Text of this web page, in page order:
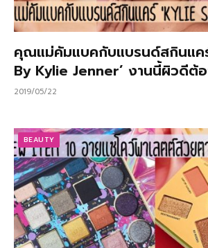
คุณแม่คัมแบคกับแบรนด์สกินแค
By Kylie Jenner’ งานนี้ผิวดีต้
2019/05/22
BEAUTY